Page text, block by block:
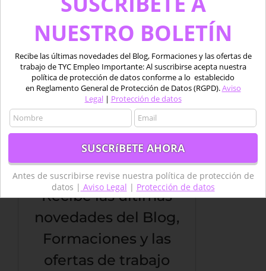
Guardar mi nombre, email y sitio web en este
navegador para la próxima vez que comente.
SUSCRÍBETE A NUESTRO
BOLETÍN
Recibe las últimas
novedades del Blog,
Formaciones y las
ofertas de trabajo
NUESTRO BOLETÍN
Recibe las últimas novedades del Blog, Formaciones y las ofertas de
trabajo de TYC Empleo Importante: Al suscribirse acepta nuestra
política de protección de datos conforme a lo establecido
en Reglamento General de Protección de Datos (RGPD).Aviso
Legal| Protección de datos
Antes de suscribirse revise nuestra política de protección de
datos | Aviso Legal | Protección de datos